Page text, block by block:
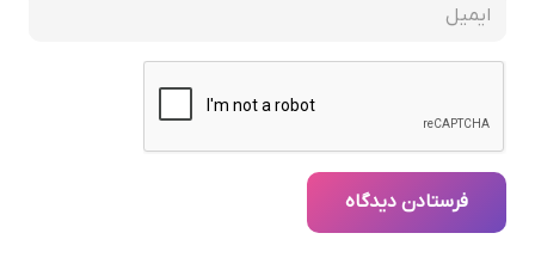
فرستادن دیدگاه